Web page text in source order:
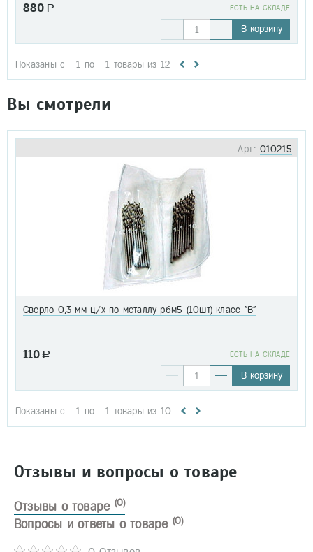
880 a EСТЬ НА СКЛАДЕ
В корзину
Показаны с 1 по 1 товары из 12
Вы смотрели
Арт.: 010215
Сверло 0,3 мм ц/х по металлу р6м5 (10шт) класс "В"
110 a EСТЬ НА СКЛАДЕ
В корзину
Показаны с 1 по 1 товары из 10
Отзывы и вопросы о товаре
Отзывы о товаре (0)
Вопросы и ответы о товаре (0)